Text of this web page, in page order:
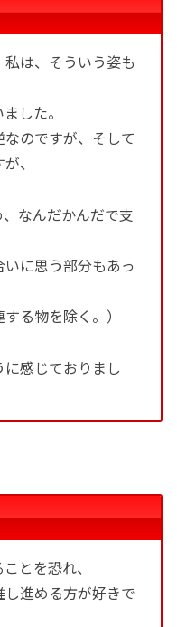
は、そういう姿も
した。
のですが、そして
、
、なんだかんだで支
に思う部分もあっ
る物を除く。）
感じておりまし
とを恐れ、
進める方が好きで